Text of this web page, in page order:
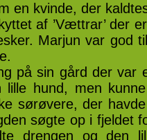
en kvinde, der
af ’Vættrar’ der
Marjun var god
på sin gård der var
lille hund, men
sørøvere, der
søgte op i fjeldet
drengen og den